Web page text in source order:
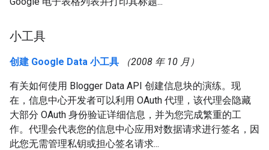
小工具
创建 Google Data 小工具 （2008 年 10 月）
有关如何使用 Blogger Data API 创建信息块的演练。现
在，信息中心开发者可以利用 OAuth 代理，该代理会隐藏
大部分 OAuth 身份验证详细信息，并为您完成繁重的工
作。代理会代表您的信息中心应用对数据请求进行签名，因
此您无需管理私钥或担心签名请求...